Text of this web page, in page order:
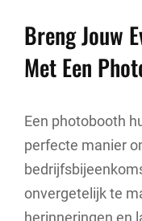
Breng Jouw
Met Een
Een photobooth
perfecte manier
onvergetelijk te
herinneringen en